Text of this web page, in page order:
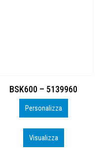
DTF
Personalizza
Visualizza